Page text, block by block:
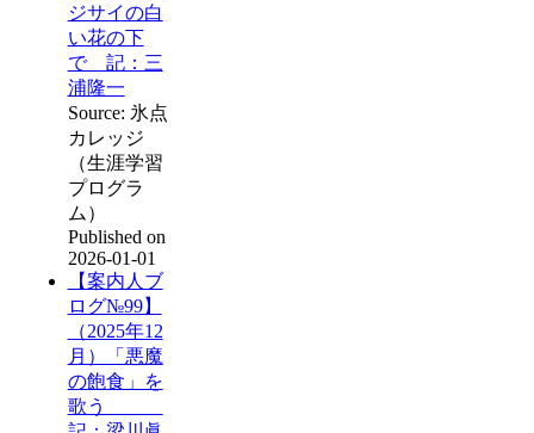
ジサイの白
い花の下
で 記：三
浦隆一
Source: 氷点
カレッジ
（生涯学習
プログラ
ム）
Published on
2026-01-01
【案内人ブ
ログ№99】
（2025年12
月）「悪魔
の飽食」を
歌う